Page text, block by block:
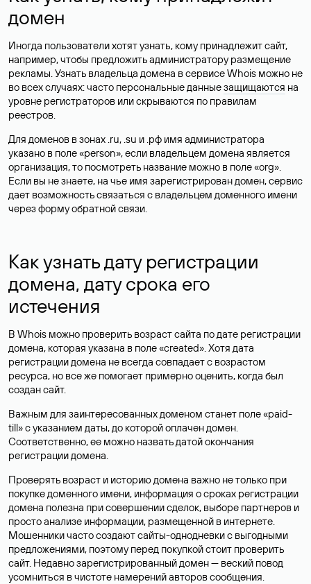
домен
Иногда пользователи хотят узнать, кому принадлежит сайт,
например, чтобы предложить администратору размещение
рекламы. Узнать владельца домена в сервисе Whois можно не
во всех случаях: часто персональные данныезащищаются на
уровне регистраторов или скрываются по правилам
реестров.
Для доменов в зонах .ru, .su и .рф имя администратора
указано в поле «person», если владельцем домена является
организация, то посмотреть название можно в поле «org».
Если вы не знаете, на чье имя зарегистрирован домен, сервис
дает возможность связаться с владельцем доменного имени
через форму обратной связи.
Как узнать дату регистрации
домена, дату срока его
истечения
В Whois можно проверить возраст сайта по дате регистрации
домена, которая указана в поле «created». Хотя дата
регистрации домена не всегда совпадает с возрастом
ресурса, но все же помогает примерно оценить, когда был
создан сайт.
Важным для заинтересованных доменом станет поле «paid-
till» с указанием даты, до которой оплачен домен.
Соответственно, ее можно назвать датой окончания
регистрации домена.
Проверять возраст и историю домена важно не только при
покупке доменного имени, информация о сроках регистрации
домена полезна при совершении сделок, выборе партнеров и
просто анализе информации, размещенной в интернете.
Мошенники часто создают сайты-однодневки с выгодными
предложениями, поэтому перед покупкой стоит проверить
сайт. Недавно зарегистрированный домен — веский повод
усомниться в чистоте намерений авторов сообщения.